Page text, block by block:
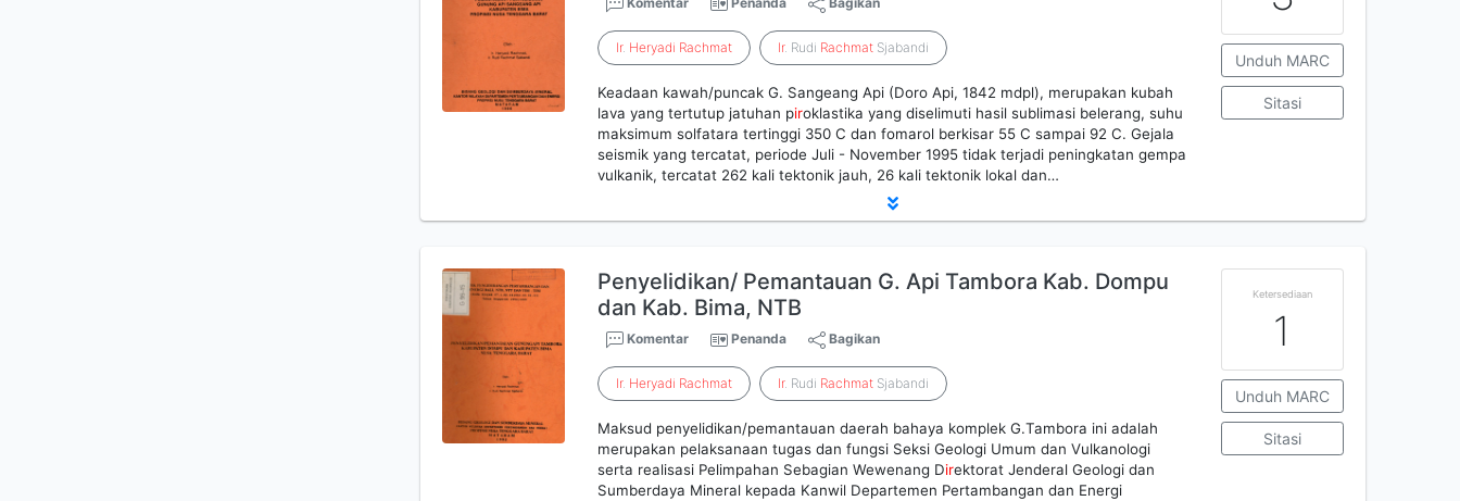
Ir. Heryadi Rachmat Ir. Rudi Rachmat Sjabandi
Keadaan kawah/puncak G. Sangeang Api (Doro Api, 1842 mdpl), merupakan kubah
lava yang tertutup jatuhan piroklastika yang diselimuti hasil sublimasi belerang, suhu
maksimum solfatara tertinggi 350 C dan fomarol berkisar 55 C sampai 92 C. Gejala
seismik yang tercatat, periode Juli - November 1995 tidak terjadi peningkatan gempa
vulkanik, tercatat 262 kali tektonik jauh, 26 kali tektonik lokal dan…
Unduh MARC
Sitasi
Penyelidikan/ Pemantauan G. Api Tambora Kab. Dompu
dan Kab. Bima, NTB
Komentar Penanda Bagikan
Ir. Heryadi Rachmat Ir. Rudi Rachmat Sjabandi
Maksud penyelidikan/pemantauan daerah bahaya komplek G.Tambora ini adalah
merupakan pelaksanaan tugas dan fungsi Seksi Geologi Umum dan Vulkanologi
serta realisasi Pelimpahan Sebagian Wewenang Direktorat Jenderal Geologi dan
Sumberdaya Mineral kepada Kanwil Departemen Pertambangan dan Energi
Ketersediaan
1
Unduh MARC
Sitasi